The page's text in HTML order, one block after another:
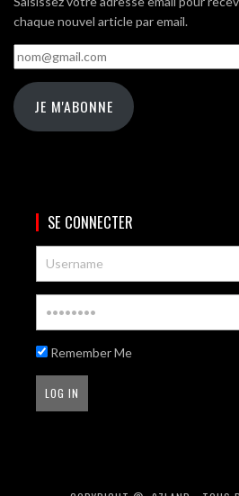
chaque nouvel article par email.
nom@gmail.com
JE M'ABONNE
SE CONNECTER
Remember Me